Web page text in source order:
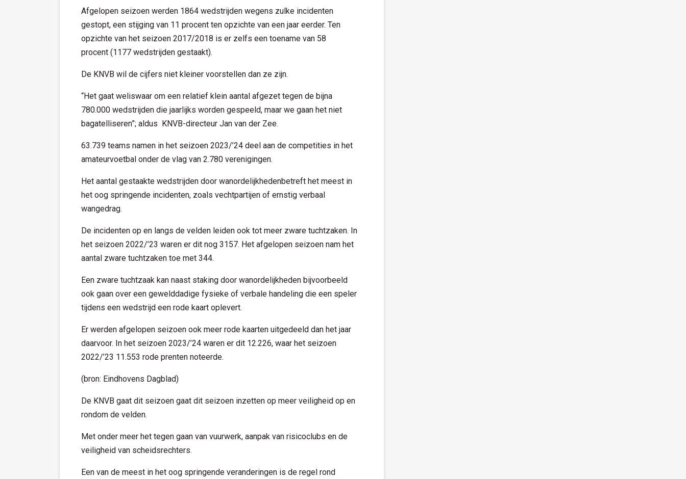
Afgelopen seizoen werden 1864 wedstrijden wegens zulke incidenten
gestopt, een stijging van 11 procent ten opzichte van een jaar eerder. Ten
opzichte van het seizoen 2017/2018 is er zelfs een toename van 58
procent (1177 wedstrijden gestaakt).
De KNVB wil de cijfers niet kleiner voorstellen dan ze zijn.
“Het gaat weliswaar om een relatief klein aantal afgezet tegen de bijna
780.000 wedstrijden die jaarlijks worden gespeeld, maar we gaan het niet
bagatelliseren”; aldus KNVB-directeur Jan van der Zee.
63.739 teams namen in het seizoen 2023/’24 deel aan de competities in het
amateurvoetbal onder de vlag van 2.780 verenigingen.
Het aantal gestaakte wedstrijden door wanordelijkhedenbetreft het meest in
het oog springende incidenten, zoals vechtpartijen of ernstig verbaal
wangedrag.
De incidenten op en langs de velden leiden ook tot meer zware tuchtzaken. In
het seizoen 2022/’23 waren er dit nog 3157. Het afgelopen seizoen nam het
aantal zware tuchtzaken toe met 344.
Een zware tuchtzaak kan naast staking door wanordelijkheden bijvoorbeeld
ook gaan over een gewelddadige fysieke of verbale handeling die een speler
tijdens een wedstrijd een rode kaart oplevert.
Er werden afgelopen seizoen ook meer rode kaarten uitgedeeld dan het jaar
daarvoor. In het seizoen 2023/’24 waren er dit 12.226, waar het seizoen
2022/’23 11.553 rode prenten noteerde.
(bron: Eindhovens Dagblad)
De KNVB gaat dit seizoen gaat dit seizoen inzetten op meer veiligheid op en
rondom de velden.
Met onder meer het tegen gaan van vuurwerk, aanpak van risicoclubs en de
veiligheid van scheidsrechters.
Een van de meest in het oog springende veranderingen is de regel rond